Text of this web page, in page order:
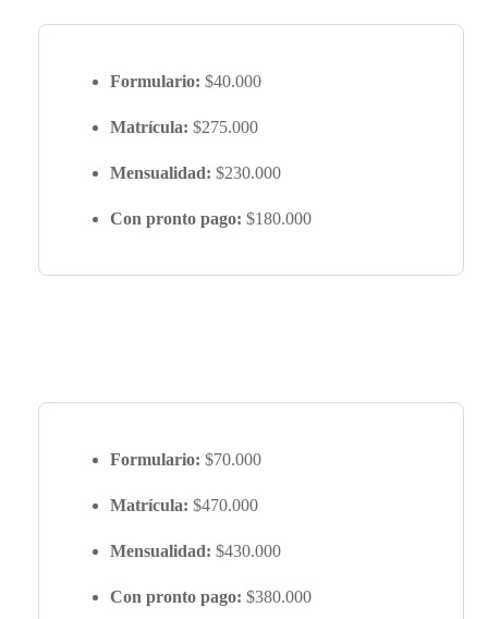
Formulario: $40.000
Matrícula: $275.000
Mensualidad: $230.000
Con pronto pago: $180.000
Formulario: $70.000
Matrícula: $470.000
Mensualidad: $430.000
Con pronto pago: $380.000